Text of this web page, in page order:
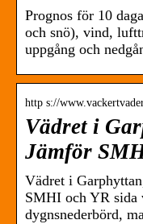
Prognos för 10
och snö), vind,
uppgång och
http s://
Vädret i
Jämför
Vädret i
SMHI och YR sida
dygnsnederbörd,